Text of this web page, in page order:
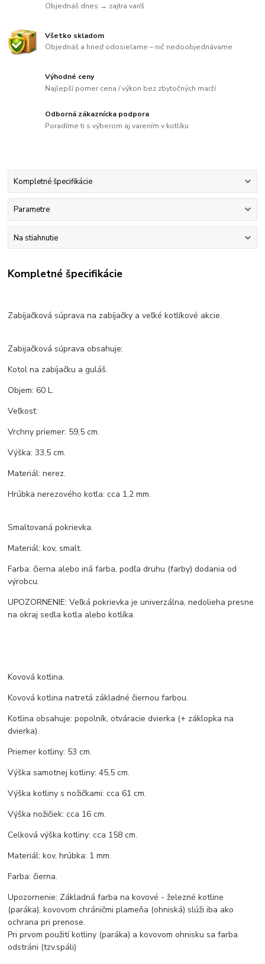
Objednáš dnes → zajtra varíš
Všetko skladom
Objednáš a hneď odosielame – nič nedoobjednávame
Výhodné ceny
Najlepší pomer cena / výkon bez zbytočných marží
Odborná zákaznícka podpora
Poradíme ti s výberom aj varením v kotlíku
Kompletné špecifikácie
Parametre
Na stiahnutie
Kompletné špecifikácie
Zabíjačková súprava na zabíjačky a veľké kotlíkové akcie.
Zabijačková súprava obsahuje:
Kotol na zabíjačku a guláš.
Objem: 60 L.
Veľkosť:
Vrchny priemer: 59,5 cm.
Výška: 33,5 cm.
Materiál: nerez.
Hrúbka nerezového kotla: cca 1,2 mm.
Smaltovaná pokrievka.
Materiál: kov, smalt.
Farba: čierna alebo iná farba, podľa druhu (farby) dodania od
výrobcu.
UPOZORNENIE: Veľká pokrievka je univerzálna, nedolieha presne
na okraj sedla kotla alebo kotlíka.
Kovová kotlina.
Kovová kotlina natretá základné čiernou farbou.
Kotlina obsahuje: popolník, otváracie dvierka (+ záklopka na
dvierka).
Priemer kotliny: 53 cm.
Výška samotnej kotliny: 45,5 cm.
Výška kotliny s nožičkami: cca 61 cm.
Výška nožičiek: cca 16 cm.
Celková výška kotliny: cca 158 cm.
Materiál: kov, hrúbka: 1 mm.
Farba: čierna.
Upozornenie: Základná farba na kovové - železné kotline
(paráka), kovovom chráničmi plameňa (ohniská) slúži iba ako
ochrana pri prenose.
Pri prvom použití kotliny (paráka) a kovovom ohnisku sa farba
odstráni (tzv.spáli)